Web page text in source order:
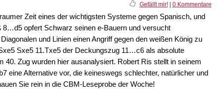
Gefällt mir!| 0 Kommentare
Zeit eines der wichtigsten Systeme gegen Spanisch, und
opfert Schwarz seinen e-Bauern und versucht
und Linien einen Angriff gegen den weißen König zu
Sxe5 11.Txe5 der Deckungszug 11…c6 als absolute
40. Zug wurden hier ausanalysiert. Robert Ris stellt in seinem
eine Alternative vor, die keineswegs schlechter, natürlicher und
Sie rein in die CBM-Leseprobe der Woche!